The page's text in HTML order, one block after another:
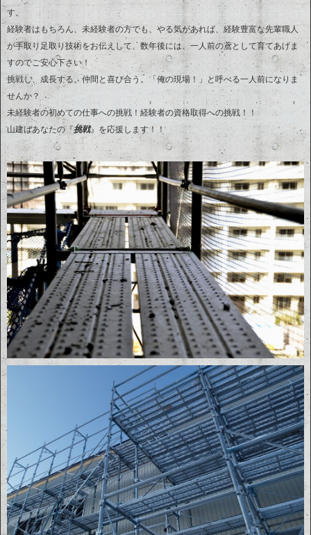
す。
経験者はもちろん、未経験者の方でも、やる気があれば、経験豊富な先輩職人
が手取り足取り技術をお伝えして、数年後には、一人前の鳶として育てあげま
すのでご安心下さい！
挑戦し、成長する。仲間と喜び合う。「俺の現場！」と呼べる一人前になりま
せんか？
未経験者の初めての仕事への挑戦！経験者の資格取得への挑戦！！
山建はあなたの『挑戦』を応援します！！